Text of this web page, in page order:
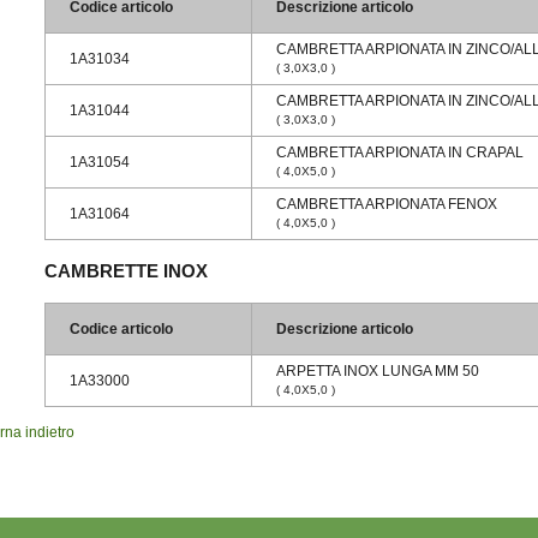
Codice articolo Descrizione articolo
1A31034
CAMBRETTA ARPIONATA IN ZINCO/
( 3,0X3,0 )
1A31044
CAMBRETTA ARPIONATA IN ZINCO/
( 3,0X3,0 )
1A31054
CAMBRETTA ARPIONATA IN CRAPAL
( 4,0X5,0 )
1A31064
CAMBRETTA ARPIONATA FENOX
( 4,0X5,0 )
CAMBRETTE INOX
Codice articolo Descrizione articolo
1A33000
ARPETTA INOX LUNGA MM 50
( 4,0X5,0 )
indietro